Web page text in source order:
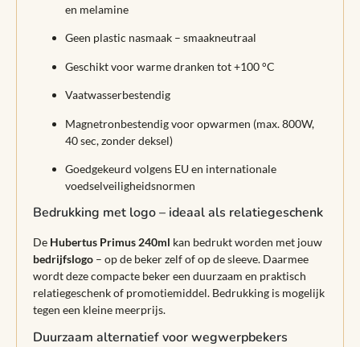
en melamine
Geen plastic nasmaak – smaakneutraal
Geschikt voor warme dranken tot +100 °C
Vaatwasserbestendig
Magnetronbestendig voor opwarmen (max. 800W,
40 sec, zonder deksel)
Goedgekeurd volgens EU en internationale
voedselveiligheidsnormen
Bedrukking met logo – ideaal als relatiegeschenk
De Hubertus Primus 240ml kan bedrukt worden met jouw
bedrijfslogo – op de beker zelf of op de sleeve. Daarmee
wordt deze compacte beker een duurzaam en praktisch
relatiegeschenk of promotiemiddel. Bedrukking is mogelijk
tegen een kleine meerprijs.
Duurzaam alternatief voor wegwerpbekers